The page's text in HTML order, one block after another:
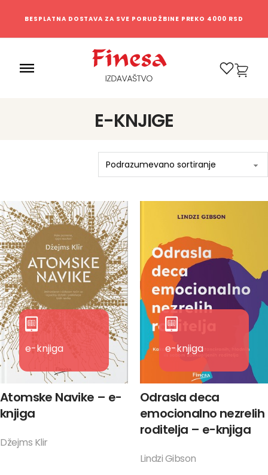
BESPLATNA DOSTAVA ZA SVE PORUDŽBINE PREKO 4000 RSD
E-KNJIGE
e-knjiga
Atomske Navike – e-
knjiga
Džejms Klir
e-knjiga
Odrasla deca
emocionalno nezrelih
roditelja – e-knjiga
Lindzi Gibson